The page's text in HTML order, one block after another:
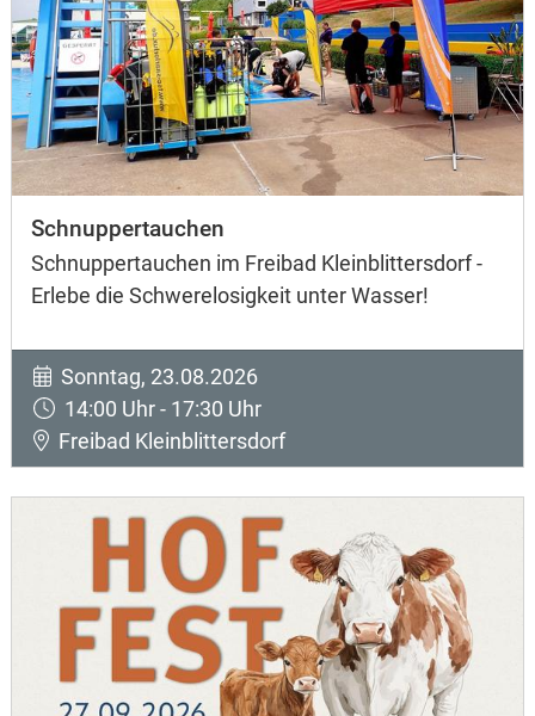
Schnuppertauchen
Schnuppertauchen im Freibad Kleinblittersdorf -
Erlebe die Schwerelosigkeit unter Wasser!
Sonntag, 23.08.2026
14:00 Uhr - 17:30 Uhr
Freibad Kleinblittersdorf